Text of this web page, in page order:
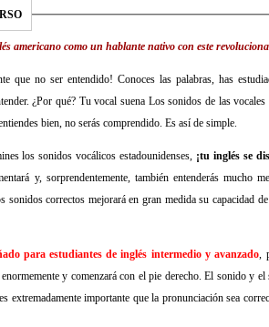
americano como un hablante nativo con este
que no ser entendido! Conoces las palabras, has
¿Por qué? Tu vocal suena Los sonidos de las
bien, no serás comprendido. Es así de simple.
los sonidos vocálicos estadounidenses, ¡tu inglés se
y, sorprendentemente, también entenderás mucho
sonidos correctos mejorará en gran medida su capacidad
para estudiantes de inglés intermedio y avanzado
y comenzará con el pie derecho. El sonido y
extremadamente importante que la pronunciación sea